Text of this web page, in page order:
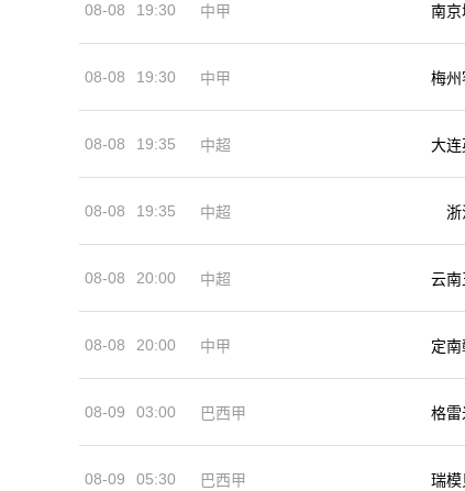
08-08 19:30 中甲 南京
08-08 19:30 中甲 梅州
08-08 19:35 中超 大连
08-08 19:35 中超 浙
08-08 20:00 中超 云南
08-08 20:00 中甲 定
08-09 03:00 巴西甲 格雷
08-09 05:30 巴西甲 瑞模